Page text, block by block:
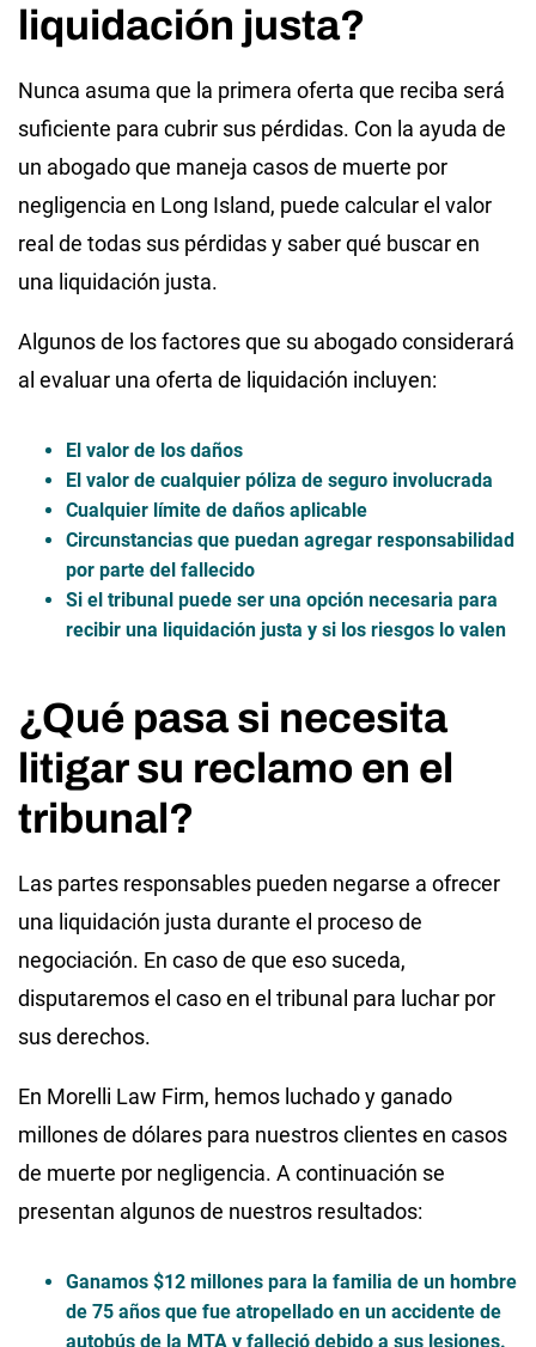
liquidación justa?
Nunca asuma que la primera oferta que reciba será
suficiente para cubrir sus pérdidas. Con la ayuda de
un abogado que maneja casos de muerte por
negligencia en Long Island, puede calcular el valor
real de todas sus pérdidas y saber qué buscar en
una liquidación justa.
Algunos de los factores que su abogado considerará
al evaluar una oferta de liquidación incluyen:
El valor de los daños
El valor de cualquier póliza de seguro involucrada
Cualquier límite de daños aplicable
Circunstancias que puedan agregar responsabilidad
por parte del fallecido
Si el tribunal puede ser una opción necesaria para
recibir una liquidación justa y si los riesgos lo valen
¿Qué pasa si necesita
litigar su reclamo en el
tribunal?
Las partes responsables pueden negarse a ofrecer
una liquidación justa durante el proceso de
negociación. En caso de que eso suceda,
disputaremos el caso en el tribunal para luchar por
sus derechos.
En Morelli Law Firm, hemos luchado y ganado
millones de dólares para nuestros clientes en casos
de muerte por negligencia. A continuación se
presentan algunos de nuestros resultados:
Ganamos $12 millones para la familia de un hombre
de 75 años que fue atropellado en un accidente de
autobús de la MTA y falleció debido a sus lesiones.